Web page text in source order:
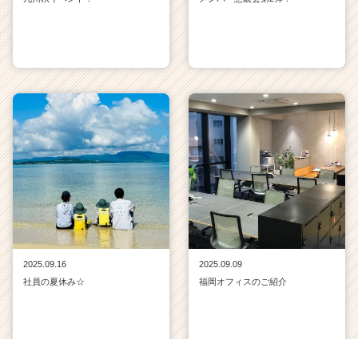
2025.09.16
社員の夏休み☆
2025.09.09
福岡オフィスのご紹介